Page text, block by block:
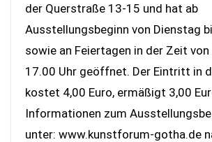
der Querstraße 13-15 und hat ab
Ausstellungsbeginn von Dienstag
sowie an Feiertagen in der Zeit
17.00 Uhr geöffnet. Der Eintritt in
kostet 4,00 Euro, ermäßigt 3,00
Informationen zum
unter: www.kunstforum-gotha.de